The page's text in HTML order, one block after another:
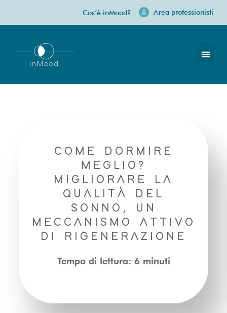
Cos’è inMood? Area professionisti
COME DORMIRE
MEGLIO?
MIGLIORARE LA
QUALITÀ DEL
SONNO, UN
MECCANISMO ATTIVO
DI RIGENERAZIONE
Tempo di lettura: 6 minuti